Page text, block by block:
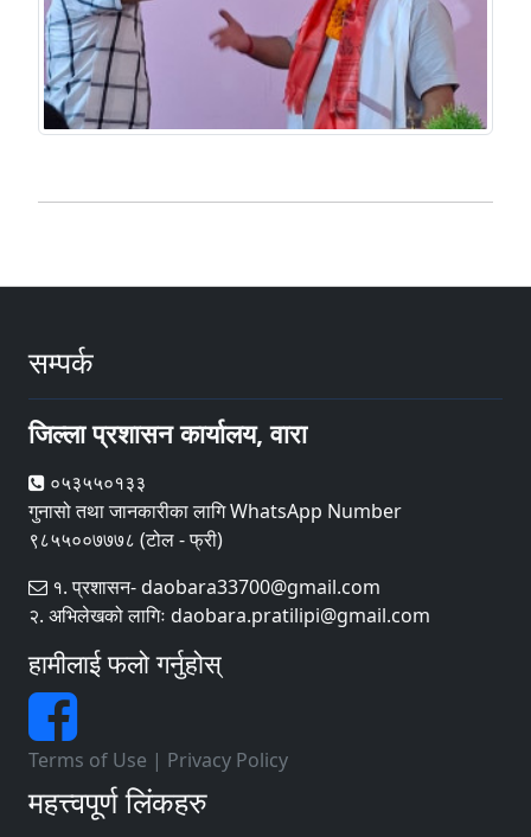
सम्पर्क
जिल्ला प्रशासन कार्यालय, वारा
०५३५५०१३३
गुनासो तथा जानकारीका लागि WhatsApp Number
९८५५००७७७८ (टोल - फ्री)
१. प्रशासन- daobara33700@gmail.com
२. अभिलेखको लागिः daobara.pratilipi@gmail.com
हामीलाई फलो गर्नुहोस्
Terms of Use | Privacy Policy
महत्त्वपूर्ण लिंकहरु